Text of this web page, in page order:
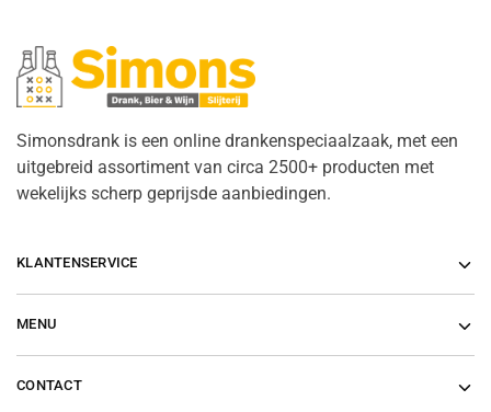
Simonsdrank is een online drankenspeciaalzaak, met een
uitgebreid assortiment van circa 2500+ producten met
wekelijks scherp geprijsde aanbiedingen.
KLANTENSERVICE
MENU
CONTACT